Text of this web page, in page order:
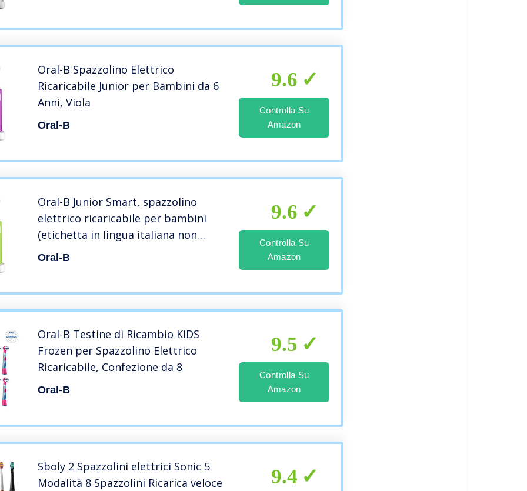
Oral-B Spazzolino Elettrico
Ricaricabile Junior per Bambini da 6
Anni, Viola
Oral-B
9.6
Controlla Su
Amazon
Oral-B Junior Smart, spazzolino
elettrico ricaricabile per bambini
(etichetta in lingua italiana non
garantita)
Oral-B
9.6
Controlla Su
Amazon
Oral-B Testine di Ricambio KIDS
Frozen per Spazzolino Elettrico
Ricaricabile, Confezione da 8
Oral-B
9.5
Controlla Su
Amazon
Sboly 2 Spazzolini elettrici Sonic 5
Modalità 8 Spazzolini Ricarica veloce
9.4